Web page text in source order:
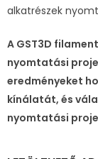
alkatrészek
A GST3D
nyomtatási
eredményeket
kínálatát, és
nyomtatási